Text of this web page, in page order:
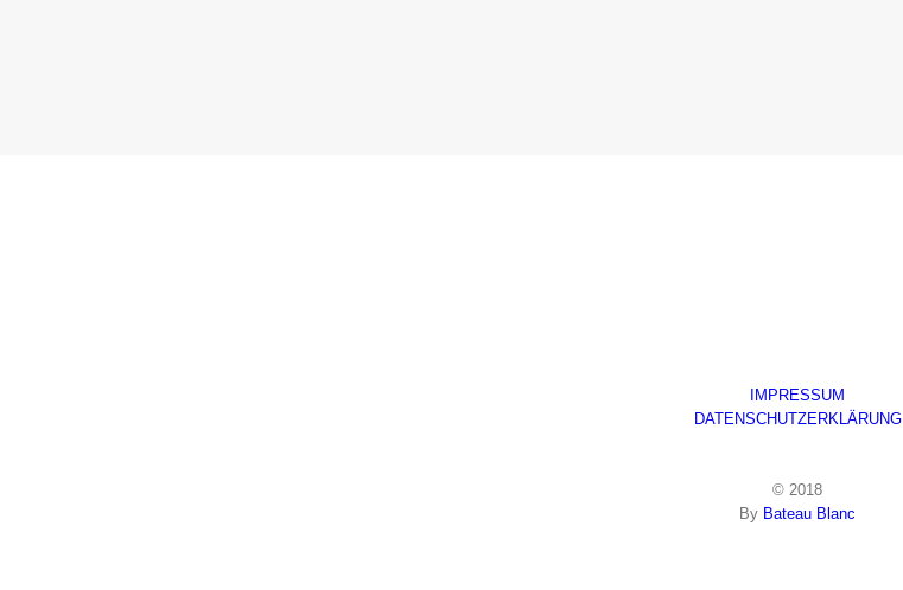
IMPRESSUM
DATENSCHUTZERKLÄRUNG
© 2018
By Bateau Blanc